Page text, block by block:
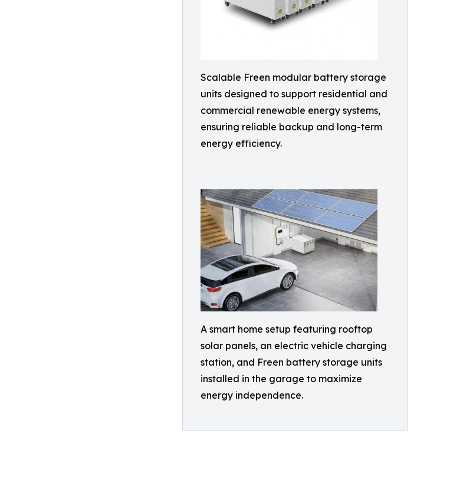
Scalable Freen modular battery storage
units designed to support residential and
commercial renewable energy systems,
ensuring reliable backup and long-term
energy efficiency.
A smart home setup featuring rooftop
solar panels, an electric vehicle charging
station, and Freen battery storage units
installed in the garage to maximize
energy independence.